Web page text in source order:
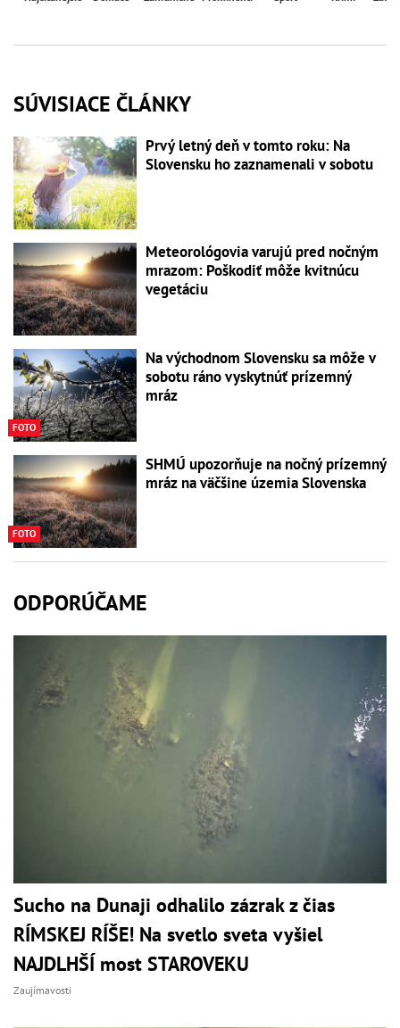
SÚVISIACE ČLÁNKY
Prvý letný deň v tomto roku: Na
Slovensku ho zaznamenali v sobotu
Meteorológovia varujú pred nočným
mrazom: Poškodiť môže kvitnúcu
vegetáciu
FOTO
Na východnom Slovensku sa môže v
sobotu ráno vyskytnúť prízemný
mráz
FOTO
SHMÚ upozorňuje na nočný prízemný
mráz na väčšine územia Slovenska
ODPORÚČAME
Sucho na Dunaji odhalilo zázrak z čias
RÍMSKEJ RÍŠE! Na svetlo sveta vyšiel
NAJDLHŠÍ most STAROVEKU
Zaujímavosti